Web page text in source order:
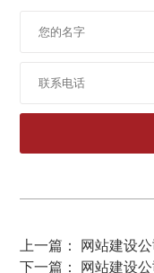
上一篇： 网站建设
下一篇： 网站建设